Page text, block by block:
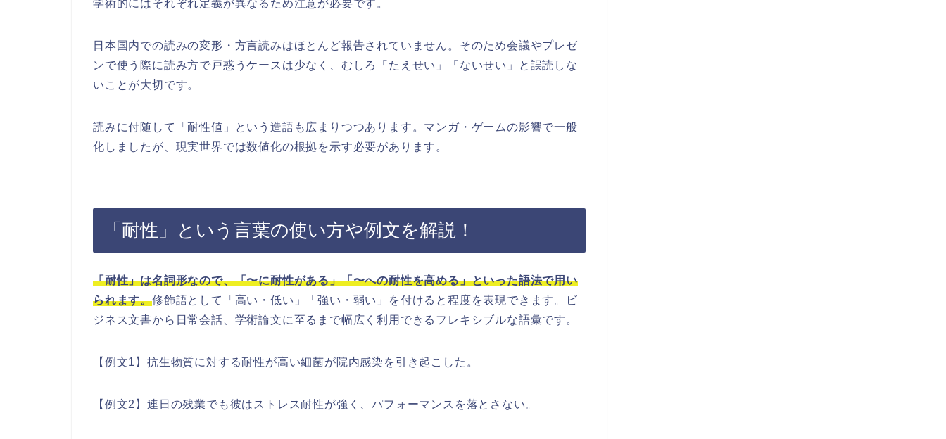
学術的にはそれぞれ定義が異なるため注意が必要です。
日本国内での読みの変形・方言読みはほとんど報告されていません。そのため会議やプレゼ
ンで使う際に読み方で戸惑うケースは少なく、むしろ「たえせい」「ないせい」と誤読しな
いことが大切です。
読みに付随して「耐性値」という造語も広まりつつあります。マンガ・ゲームの影響で一般
化しましたが、現実世界では数値化の根拠を示す必要があります。
「耐性」という言葉の使い方や例文を解説！
「耐性」は名詞形なので、「〜に耐性がある」「〜への耐性を高める」といった語法で用い
られます。修飾語として「高い・低い」「強い・弱い」を付けると程度を表現できます。ビ
ジネス文書から日常会話、学術論文に至るまで幅広く利用できるフレキシブルな語彙です。
【例文1】抗生物質に対する耐性が高い細菌が院内感染を引き起こした。
【例文2】連日の残業でも彼はストレス耐性が強く、パフォーマンスを落とさない。